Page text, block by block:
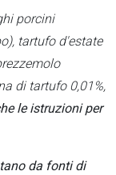
porcini
tartufo d'estate
di tartufo 0,01%,
le istruzioni per
da fonti di